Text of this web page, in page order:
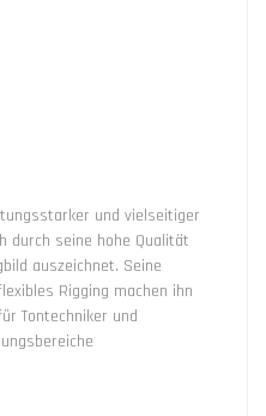
und vielseitiger
durch seine hohe Qualität
auszeichnet. Seine
Rigging machen ihn
Tontechniker und